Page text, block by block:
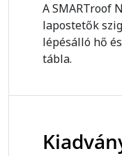
A SMARTroof
lapostetők
lépésálló hő
tábla.